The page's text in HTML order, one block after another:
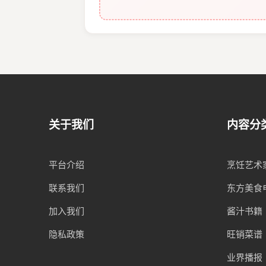
关于我们
平台介绍
联系我们
加入我们
隐私政策
内容分
烹饪艺术
东方美食
酱汁书籍
旺销菜谱
业界播报